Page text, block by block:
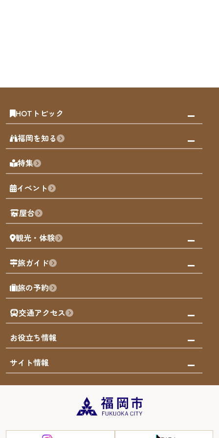
HOTトピック
みんなの旅行記
天神エリア
博多旧市街
福岡城
歴史・文化
福岡を知る
福岡の見どころ
福岡の魅力
観光カレンダー
観光PR動画
まち歩き
福岡グルメ
福岡を楽しむ
福岡のアート
福岡のナイトタイム
福岡の歴史・文化
サステナブルツーリズム
福岡検定
よかなび音声ガイド
特集
イベント
屋台
観光・体験
観る・遊ぶ
屋台
買う
体験
泊まる
旅ガイド
モデルコース
AIおまかせコース
オリジナルプラン
みんなの旅行記
旅の予約
交通アクセス
市内交通ガイド
お得なチケット
お役立ち情報
お知らせ
災害情報
サイト情報
まち歩き・体験プログラム掲載申込